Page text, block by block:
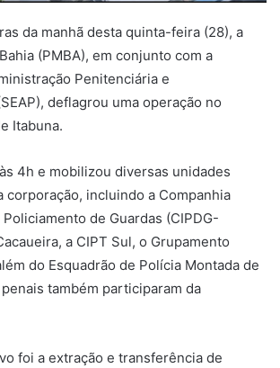
da manhã desta quinta-feira (28), a
(PMBA), em conjunto com a
Penitenciária e
deflagrou uma operação no
Itabuna.
4h e mobilizou diversas unidades
corporação, incluindo a Companhia
de Guardas (CIPDG-
a CIPT Sul, o Grupamento
do Esquadrão de Polícia Montada de
também participaram da
foi a extração e transferência de